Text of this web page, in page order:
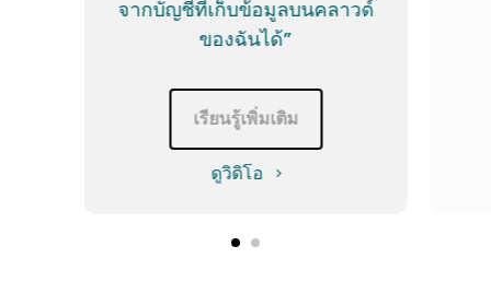
จากบัญชีที่เก็บข้อมูลบนคลาวด์
ของฉันได้”
เรียนรู้เพิ่มเติม
ดูวิดิโอ